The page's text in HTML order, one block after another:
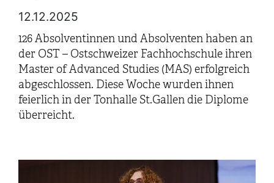
12.12.2025
126 Absolventinnen und Absolventen haben an
der OST – Ostschweizer Fachhochschule ihren
Master of Advanced Studies (MAS) erfolgreich
abgeschlossen. Diese Woche wurden ihnen
feierlich in der Tonhalle St.Gallen die Diplome
überreicht.